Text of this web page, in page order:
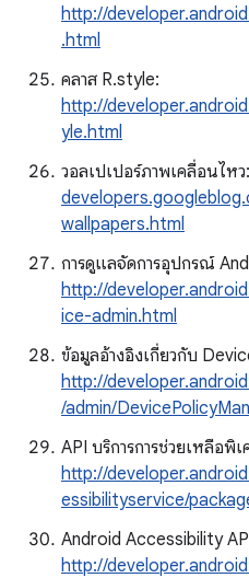
http://
.html
คลาส R.style:
http://
yle.html
วอลเปเปอร์ภาพเคลื่อนไหว:
wallpapers.html
การดูแลจัดการอุปกรณ์
http://
ice-admin.html
ข้อมูลอ้างอิงเกี่ยวกับ
http://
/admin/
API บริการการช่วยเหลือพิ
http://
essibilityservice/
Android Accessibility
http://